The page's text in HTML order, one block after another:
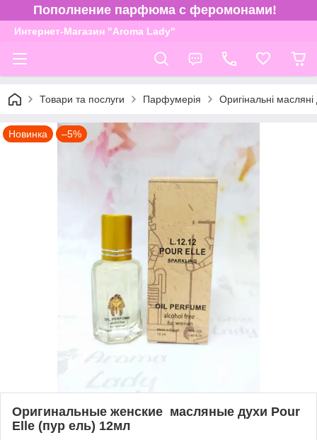
Пополнение парфюма с феромонами!
Интернет-Магазин "Aroma Lady"
Товари та послуги Парфумерія Оригінальні
Новинка –5%
Оригинальные женские масляные духи Pour
Elle (пур ель) 12мл